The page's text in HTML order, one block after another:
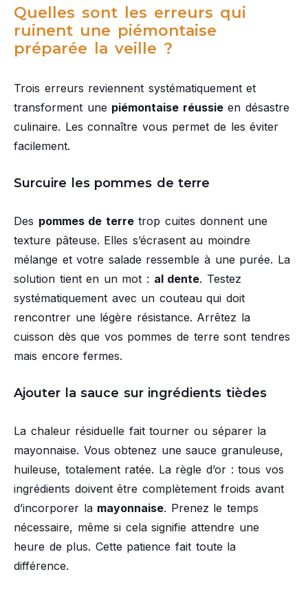
Quelles sont les erreurs qui
ruinent une piémontaise
préparée la veille ?
Trois erreurs reviennent systématiquement et
transforment une piémontaise réussieen désastre
culinaire. Les connaître vous permet de les éviter
facilement.
Surcuire les pommes de terre
Des pommes de terretrop cuites donnent une
texture pâteuse. Elles s’écrasent au moindre
mélange et votre salade ressemble à une purée. La
solution tient en un mot : al dente. Testez
systématiquement avec un couteau qui doit
rencontrer une légère résistance. Arrêtez la
cuisson dès que vos pommes de terre sont tendres
mais encore fermes.
Ajouter la sauce sur ingrédients tièdes
La chaleur résiduelle fait tourner ou séparer la
mayonnaise. Vous obtenez une sauce granuleuse,
huileuse, totalement ratée. La règle d’or : tous vos
ingrédients doivent être complètement froids avant
d’incorporer la mayonnaise. Prenez le temps
nécessaire, même si cela signifie attendre une
heure de plus. Cette patience fait toute la
différence.